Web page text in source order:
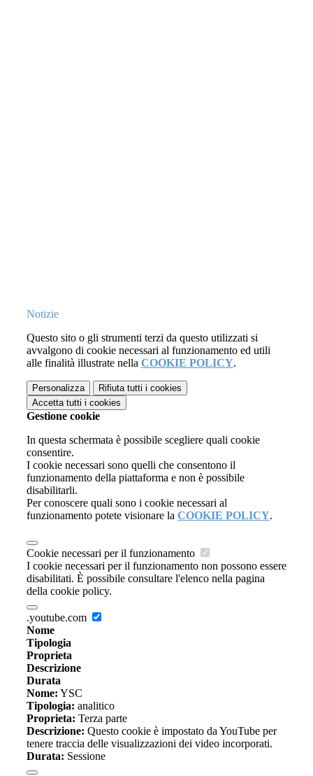
Notizie
Questo sito o gli strumenti terzi da questo utilizzati si
avvalgono di cookie necessari al funzionamento ed utili
alle finalità illustrate nella COOKIE POLICY.
Personalizza Rifiuta tutti i cookies
Accetta tutti i cookies
Gestione cookie
In questa schermata è possibile scegliere quali cookie
consentire.
I cookie necessari sono quelli che consentono il
funzionamento della piattaforma e non è possibile
disabilitarli.
Per conoscere quali sono i cookie necessari al
funzionamento potete visionare la COOKIE POLICY.
Cookie necessari per il funzionamento
I cookie necessari per il funzionamento non possono essere
disabilitati. È possibile consultare l'elenco nella pagina
della cookie policy.
.youtube.com
Nome
Tipologia
Proprieta
Descrizione
Durata
Nome: YSC
Tipologia: analitico
Proprieta: Terza parte
Descrizione: Questo cookie è impostato da YouTube per
tenere traccia delle visualizzazioni dei video incorporati.
Durata: Sessione